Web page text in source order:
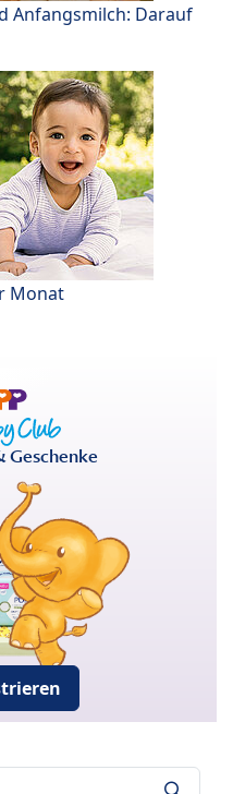
Anfangsmilch: Darauf
Monat
Geschenke